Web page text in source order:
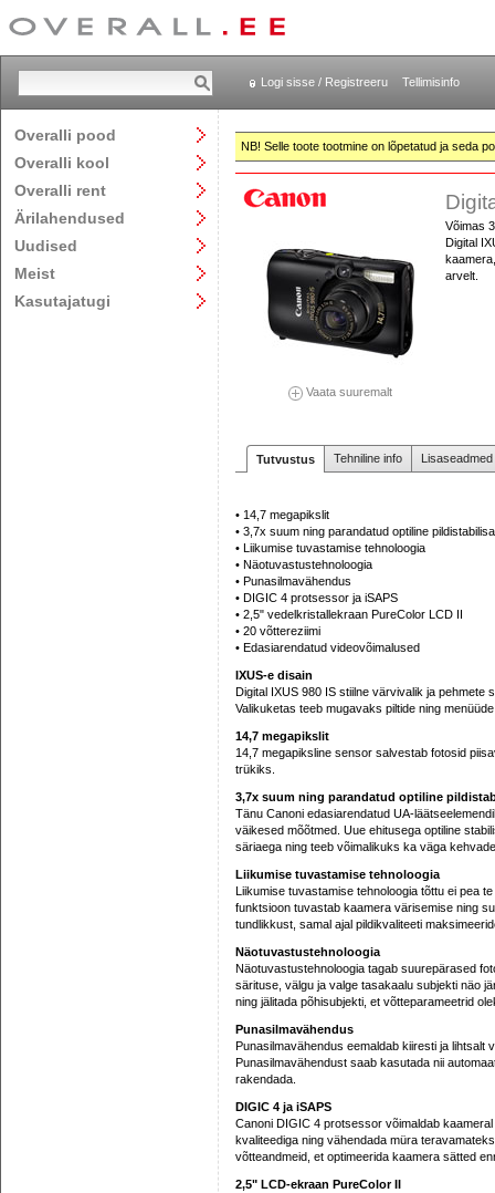
Logi sisse / Registreeru Tellimisinfo
Overalli pood
Overalli kool
Overalli rent
Ärilahendused
Uudised
Meist
Kasutajatugi
NB! Selle toote tootmine on lõpetatud ja seda
Vaata suuremalt
Võimas
Digital
arvelt.
Tutvustus Tehniline info
• 14,7 megapikslit
• 3,7x suum ning parandatud optiline
• Liikumise tuvastamise tehnoloogia
• Näotuvastustehnoloogia
• Punasilmavähendus
• DIGIC 4 protsessor ja iSAPS
• 2,5" vedelkristallekraan PureColor LCD II
• 20 võttereziimi
• Edasiarendatud videovõimalused
IXUS-e disain
Digital IXUS 980 IS stiilne värvivalik ja pehmete
Valikuketas teeb mugavaks piltide ning
14,7 megapikslit
14,7 megapiksline sensor salvestab fotosid
trükiks.
3,7x suum ning parandatud optiline
Tänu Canoni edasiarendatud UA-
väikesed mõõtmed. Uue ehitusega optiline
säriaega ning teeb võimalikuks ka väga
Liikumise tuvastamise tehnoloogia
Liikumise tuvastamise tehnoloogia tõttu ei pea
funktsioon tuvastab kaamera värisemise ning
tundlikkust, samal ajal pildikvaliteeti
Näotuvastustehnoloogia
Näotuvastustehnoloogia tagab suurepärased
särituse, välgu ja valge tasakaalu subjekti näo
ning jälitada põhisubjekti, et võtteparameetrid
Punasilmavähendus
Punasilmavähendus eemaldab kiiresti ja lihtsalt
Punasilmavähendust saab kasutada nii
rakendada.
DIGIC 4 ja iSAPS
Canoni DIGIC 4 protsessor võimaldab
kvaliteediga ning vähendada müra
võtteandmeid, et optimeerida kaamera sätted
2,5" LCD-ekraan PureColor II